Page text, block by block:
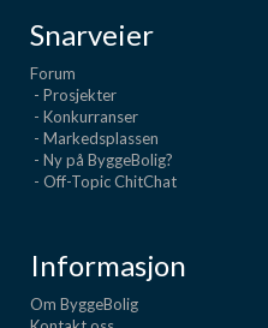
Snarveier
Forum
- Prosjekter
- Konkurranser
- Markedsplassen
- Ny på ByggeBolig?
- Off-Topic ChitChat
Informasjon
Om ByggeBolig